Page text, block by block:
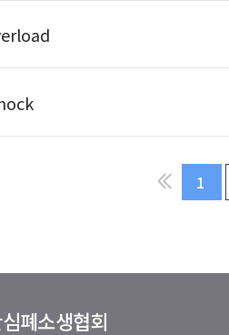
1
폐소생협회